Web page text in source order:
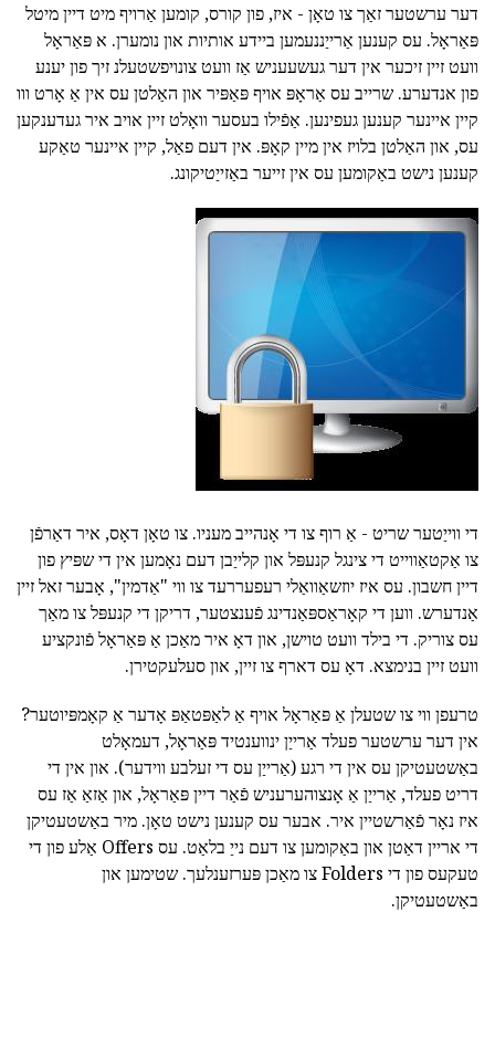
דער ערשטער זאַך צו טאָן - איז, פון קורס, קומען אַרויף מיט דיין מיטל
פּאַראָל. עס קענען אַרייַננעמען ביידע אותיות און נומערן. א פּאַראָל
וועט זיין זיכער אין דער געשעעניש אַז וועט צונויפשטעלנ זיך פון יענע
פון אנדערע. שרייב עס אַראָפּ אויף פּאַפּיר און האַלטן עס אין אַ אָרט ווו
קיין איינער קענען געפינען. אַפֿילו בעסער וואָלט זיין אויב איר געדענקען
עס, און האַלטן בלויז אין מיין קאָפּ. אין דעם פאַל, קיין איינער טאַקע
קענען נישט באַקומען עס אין זייער באַזייַטיקונג.
די ווייַטער שריט - אַ רוף צו די אָנהייב מעניו. צו טאָן דאָס, איר דאַרפֿן
צו אַקטאַווייט די צינגל קנעפּל און קלייַבן דעם נאָמען אין די שפּיץ פון
דיין חשבון. עס איז יוזשאַוואַלי רעפעררעד צו ווי "אַדמין", אָבער זאל זיין
אַנדערש. ווען די קאָראַספּאַנדינג פֿענצטער, דריקן די קנעפּל צו מאַך
עס צוריק. די בילד וועט טוישן, און דאָ איר מאַכן אַ פּאַראָל פֿונקציע
וועט זיין בנימצא. דאָ עס דארף צו זיין, און סעלעקטירן.
טרעפן ווי צו שטעלן אַ פּאַראָל אויף אַ לאַפּטאַפּ אָדער אַ קאָמפּיוטער?
אין דער ערשטער פעלד אַרייַן ינווענטיד פּאַראָל, דעמאָלט
באַשטעטיקן עס אין די רגע (אַרייַן עס די זעלבע ווידער). און אין די
דריט פעלד, אַרייַן אַ אָנצוהערעניש פֿאַר דיין פּאַראָל, און אַזאַ אַז עס
איז נאָר פֿאַרשטיין איר. אבער עס קענען נישט טאָן. מיר באַשטעטיקן
די אריין דאַטן און באַקומען צו דעם נייַ בלאַט. עס Offers אַלע פון די
טעקעס פון די Folders צו מאַכן פּערזענלעך. שטימען און
באַשטעטיקן.